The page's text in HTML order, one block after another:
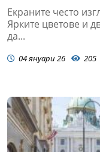
Екраните често
Ярките цветове и
да...
04 януари 26 205